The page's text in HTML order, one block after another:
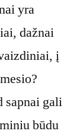
yra
dažnai
į
sapnai gali
būdu